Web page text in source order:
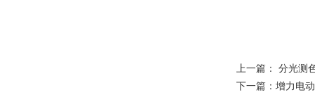
上一篇： 分光测
下一篇： 增力电